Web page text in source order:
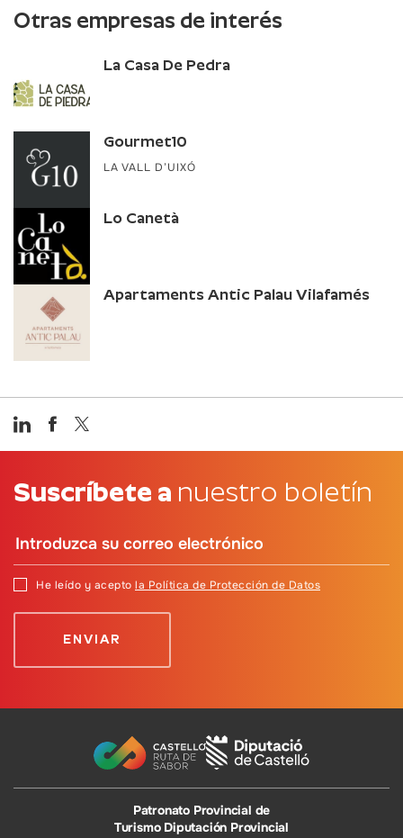
Otras empresas de interés
La Casa De Pedra
Gourmet10
LA VALL D’UIXÓ
Lo Canetà
Apartaments Antic Palau Vilafamés
Suscríbete a nuestro boletín
He leído y acepto la Política de Protección de Datos
Patronato Provincial de
Turismo Diputación Provincial